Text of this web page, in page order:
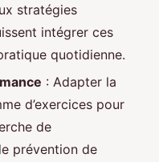
stratégies
intégrer ces
quotidienne.
: Adapter la
d’exercices pour
de
prévention de